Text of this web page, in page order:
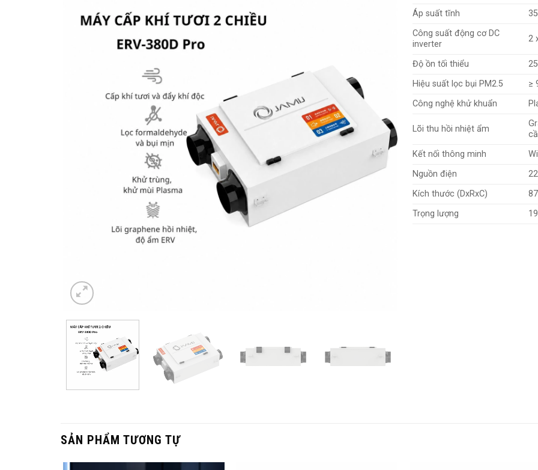
Áp suất tĩnh
Công suất động cơ DC
inverter
2
Độ ồn tối thiểu
Hiệu suất lọc bụi PM2.5
≥
Công nghệ khử khuẩn
Lõi thu hồi nhiệt ẩm
Kết nối thông minh
Nguồn điện
Kích thước (DxRxC)
Trọng lượng
SẢN PHẨM TƯƠNG TỰ